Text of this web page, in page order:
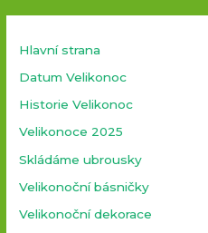
Hlavní strana
Datum Velikonoc
Historie Velikonoc
Velikonoce 2025
Skládáme ubrousky
Velikonoční básničky
Velikonoční dekorace